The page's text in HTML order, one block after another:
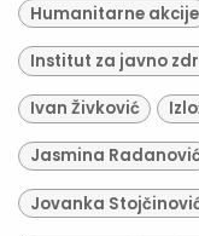
Humanitarne akcije
Institut za javno
Ivan Živković
Jasmina
Jovanka